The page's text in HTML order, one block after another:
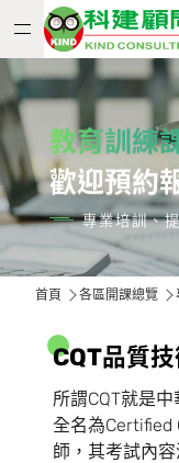
教育訓練
歡迎預約
專業培訓、
首頁 各區開課總覽
CQT品質技
所謂CQT就是
全名為Certified
師，其考試內